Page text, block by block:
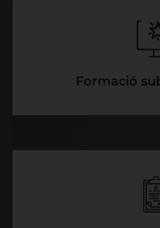
Formació